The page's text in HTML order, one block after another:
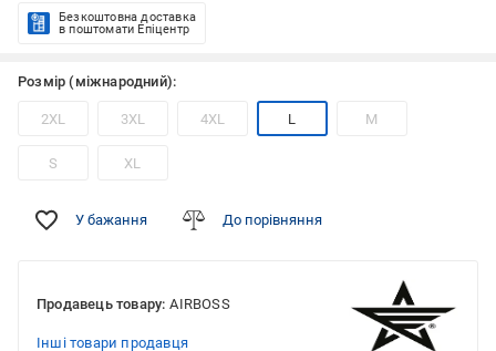
Безкоштовна доставка
в поштомати Епіцентр
Розмір (міжнародний):
2XL 3XL 4XL L M
S XL
У бажання До порівняння
Продавець товару: AIRBOSS
Інші товари продавця